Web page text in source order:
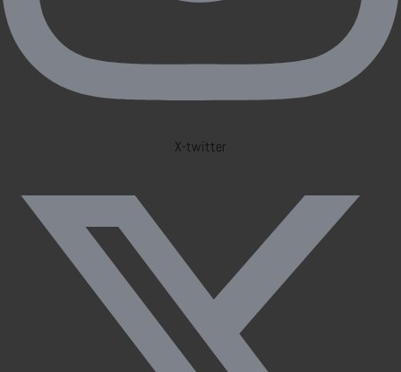
X-twitter